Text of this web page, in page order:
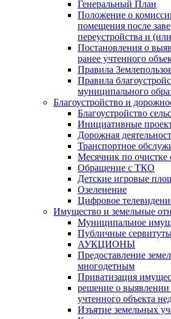
Генеральный План
Положение о
помещения после
переустройства и
Постановления о
ранее учтенного
Правила
Правила
муниципального
Благоустройство и
Благоустройство
Инициативные
Дорожная
Транспортное
Месячник по очистке
Обращение с ТКО
Детские игровые
Озеленение
Цифровое
Имущество и земельные
Муниципальное
Публичные
АУКЦИОНЫ
Предоставление
многодетным
Приватизация
решение о выявлении
учтенного объекта
Изъятие земельных